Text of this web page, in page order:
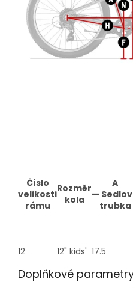
Číslo
velikosti
rámu
Rozměr
kola
A
—
trubka
12 12" kids' 17.5
Doplňkové